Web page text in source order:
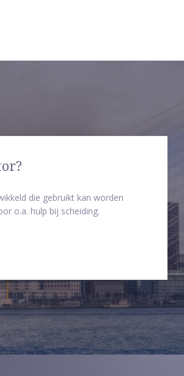
die gebruikt kan worden
o.a. hulp bij scheiding.